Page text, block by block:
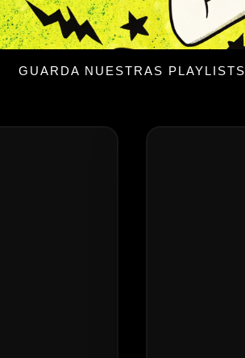
GUARDA NUESTRAS PLAYLISTS